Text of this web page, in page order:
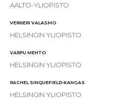
AALTO-YLIOPISTO
VERNERI VALASMO
HELSINGIN YLIOPISTO
VARPU MEHTO
HELSINGIN YLIOPISTO
RACHEL SINQUEFIELD-KANGAS
HELSINGIN YLIOPISTO